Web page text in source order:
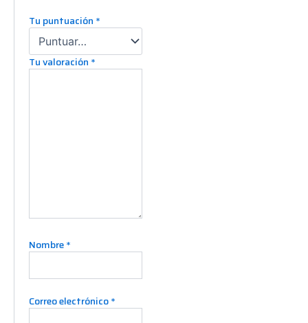
Tu puntuación *
Tu valoración *
Nombre*
Correo electrónico*